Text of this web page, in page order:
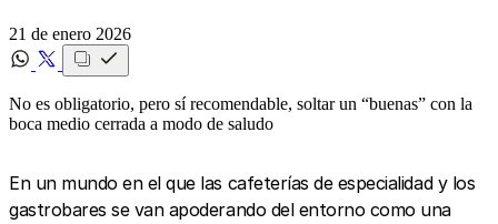
21 de enero 2026
No es obligatorio, pero sí recomendable, soltar un “buenas” con la
boca medio cerrada a modo de saludo
En un mundo en el que las cafeterías de especialidad y los
gastrobares se van apoderando del entorno como una